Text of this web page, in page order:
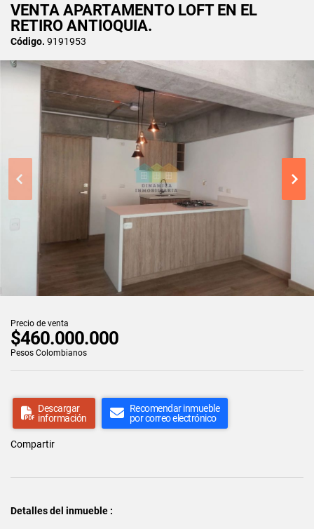
VENTA APARTAMENTO LOFT EN EL
RETIRO ANTIOQUIA.
Código. 9191953
Precio de venta
$460.000.000
Pesos Colombianos
Descargar
información
Recomendar inmueble
por correo electrónico
Compartir
Detalles del inmueble :